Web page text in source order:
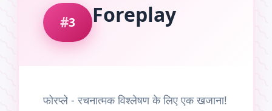
3 Foreplay
फोरप्ले - रचनात्मक विश्लेषण के लिए एक खजाना!